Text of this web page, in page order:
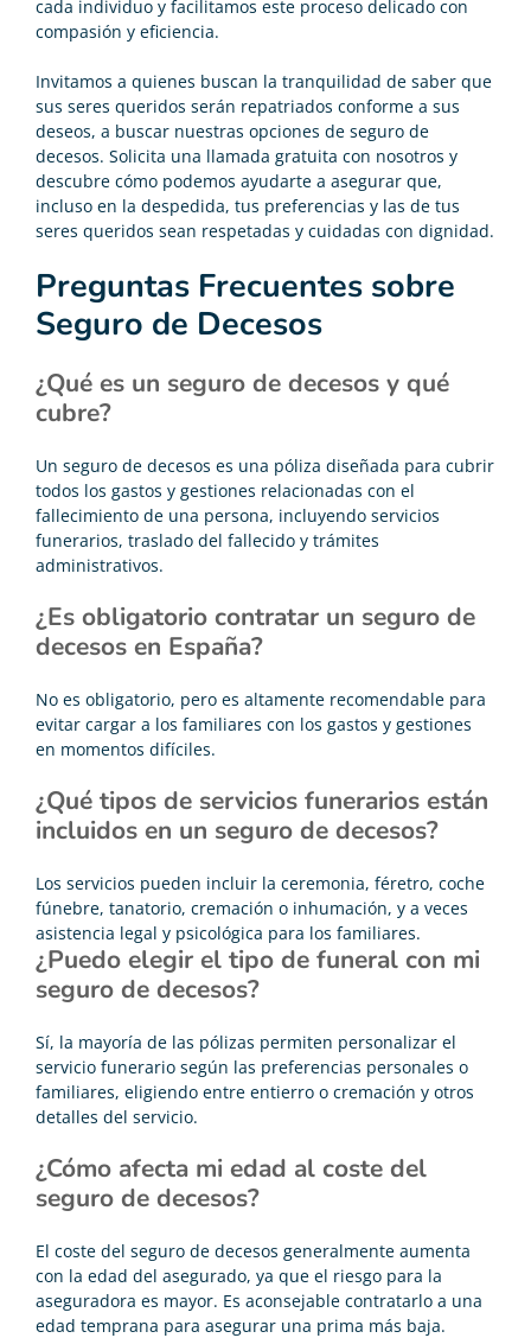
cada individuo y facilitamos este proceso delicado con
compasión y eficiencia.
Invitamos a quienes buscan la tranquilidad de saber que
sus seres queridos serán repatriados conforme a sus
deseos, a buscar nuestras opciones de seguro de
decesos. Solicita una llamada gratuita con nosotros y
descubre cómo podemos ayudarte a asegurar que,
incluso en la despedida, tus preferencias y las de tus
seres queridos sean respetadas y cuidadas con dignidad.
Preguntas Frecuentes sobre
Seguro de Decesos
¿Qué es un seguro de decesos y qué
cubre?
Un seguro de decesos es una póliza diseñada para cubrir
todos los gastos y gestiones relacionadas con el
fallecimiento de una persona, incluyendo servicios
funerarios, traslado del fallecido y trámites
administrativos.
¿Es obligatorio contratar un seguro de
decesos en España?
No es obligatorio, pero es altamente recomendable para
evitar cargar a los familiares con los gastos y gestiones
en momentos difíciles.
¿Qué tipos de servicios funerarios están
incluidos en un seguro de decesos?
Los servicios pueden incluir la ceremonia, féretro, coche
fúnebre, tanatorio, cremación o inhumación, y a veces
asistencia legal y psicológica para los familiares.
¿Puedo elegir el tipo de funeral con mi
seguro de decesos?
Sí, la mayoría de las pólizas permiten personalizar el
servicio funerario según las preferencias personales o
familiares, eligiendo entre entierro o cremación y otros
detalles del servicio.
¿Cómo afecta mi edad al coste del
seguro de decesos?
El coste del seguro de decesos generalmente aumenta
con la edad del asegurado, ya que el riesgo para la
aseguradora es mayor. Es aconsejable contratarlo a una
edad temprana para asegurar una prima más baja.